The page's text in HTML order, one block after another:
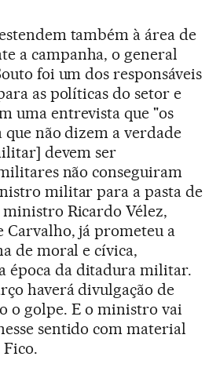
também à área de
a campanha, o general
foi um dos responsáveis
as políticas do setor e
uma entrevista que "os
não dizem a verdade
devem ser
não conseguiram
militar para a pasta de
ministro Ricardo Vélez,
Carvalho, já prometeu a
de moral e cívica,
época da ditadura militar.
haverá divulgação de
o golpe. E o ministro vai
sentido com material